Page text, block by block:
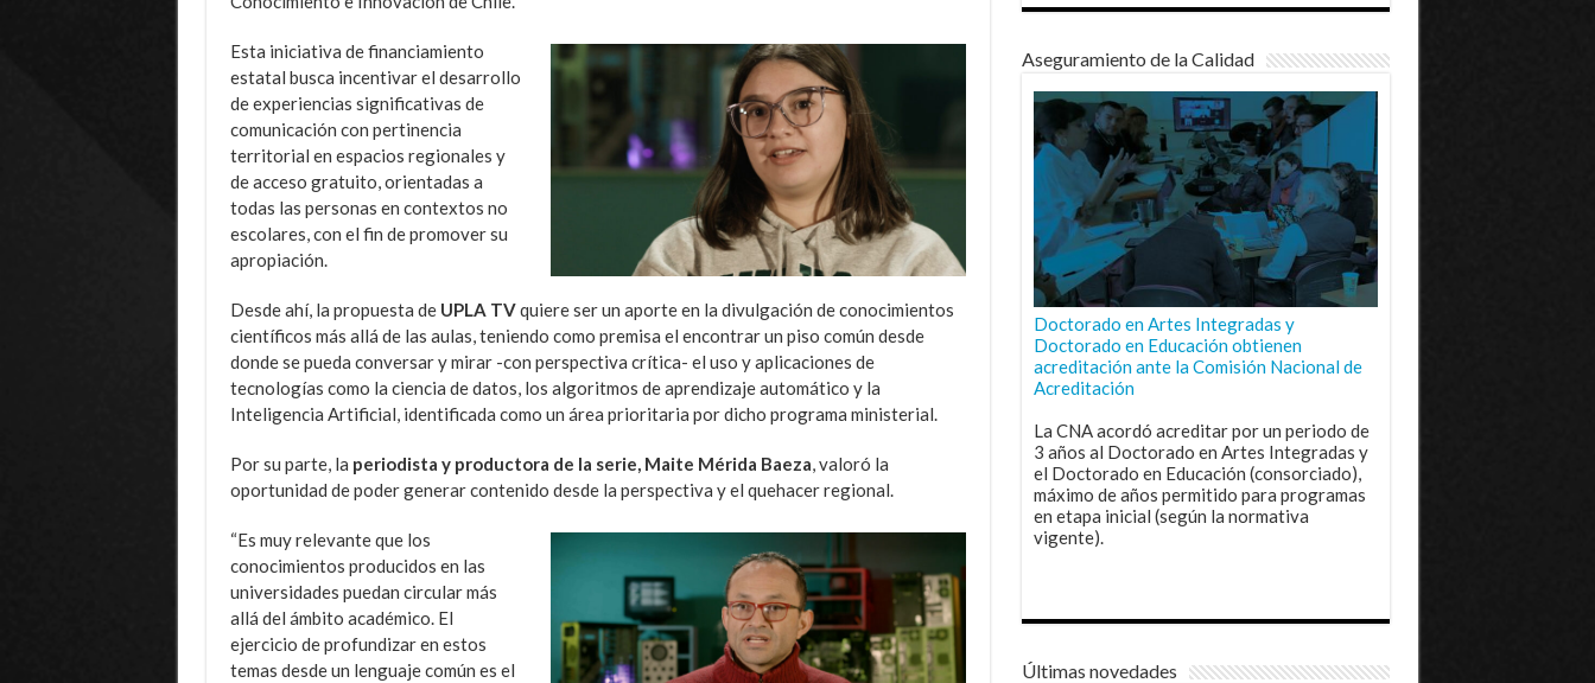
Esta iniciativa de financiamiento
estatal busca incentivar el desarrollo
de experiencias significativas de
comunicación con pertinencia
territorial en espacios regionales y
de acceso gratuito, orientadas a
todas las personas en contextos no
escolares, con el fin de promover su
apropiación.
Desde ahí, la propuesta de UPLA TVquiere ser un aporte en la divulgación de conocimientos
científicos más allá de las aulas, teniendo como premisa el encontrar un piso común desde
donde se pueda conversar y mirar -con perspectiva crítica- el uso y aplicaciones de
tecnologías como la ciencia de datos, los algoritmos de aprendizaje automático y la
Inteligencia Artificial, identificada como un área prioritaria por dicho programa ministerial.
Por su parte, la periodista y productora de la serie, Maite Mérida Baeza , valoró la
oportunidad de poder generar contenido desde la perspectiva y el quehacer regional.
“Es muy relevante que los
conocimientos producidos en las
universidades puedan circular más
allá del ámbito académico. El
ejercicio de profundizar en estos
temas desde un lenguaje común es el
Aseguramiento de la Calidad
Doctorado en Artes Integradas y
Doctorado en Educación obtienen
acreditación ante la Comisión Nacional de
Acreditación
La CNA acordó acreditar por un periodo de
3 años al Doctorado en Artes Integradas y
el Doctorado en Educación (consorciado),
máximo de años permitido para programas
en etapa inicial (según la normativa
vigente).
Últimas novedades